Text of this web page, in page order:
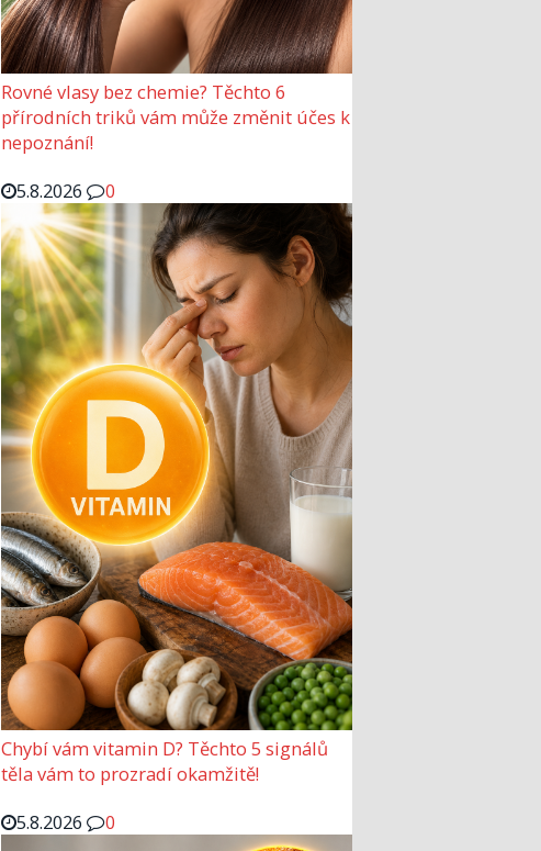
Rovné vlasy bez chemie? Těchto 6
přírodních triků vám může změnit účes k
nepoznání!
5.8.2026
0
Chybí vám vitamin D? Těchto 5 signálů
těla vám to prozradí okamžitě!
5.8.2026
0